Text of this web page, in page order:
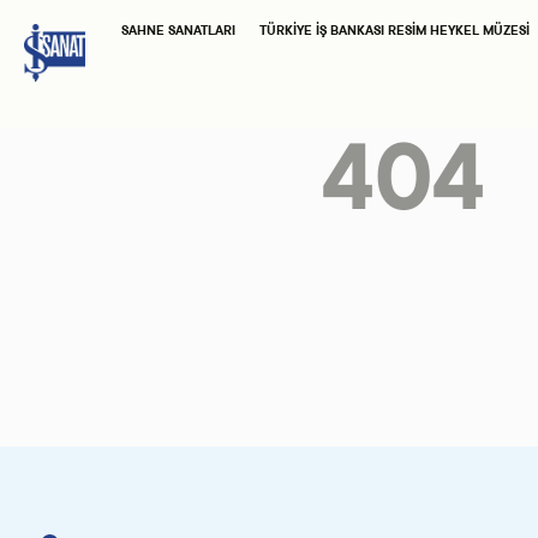
SAHNE SANATLARI TÜRKIYE İŞ BANKASI RESIM HEYKEL MÜZESI
404